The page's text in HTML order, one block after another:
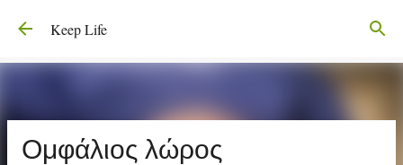
Μετάβαση στο κύριο περιεχόμενο
Keep Life
Ομφάλιος λώρος